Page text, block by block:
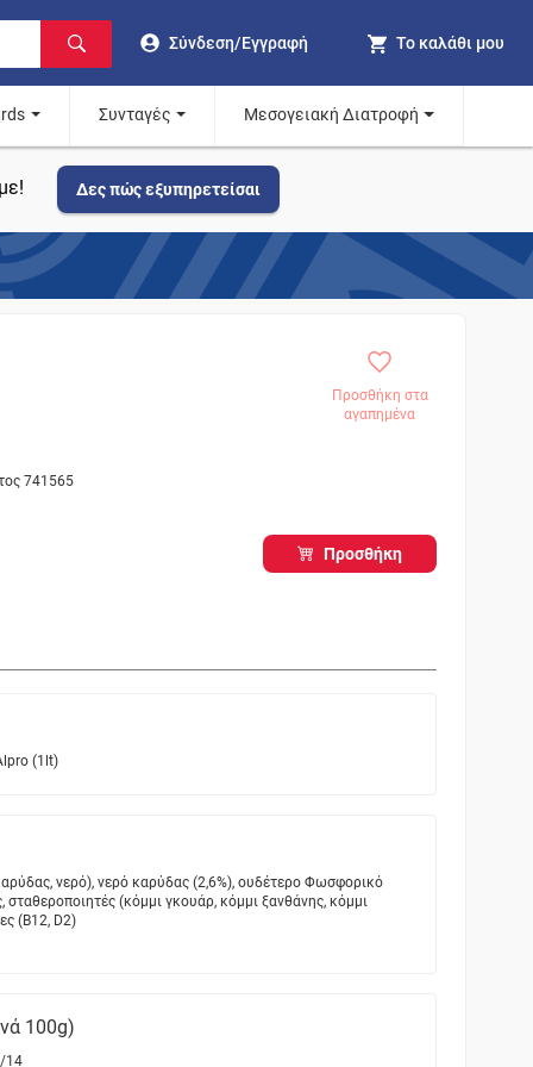
Σύνδεση/Εγγραφή Το καλάθι μου
Συνταγές Μεσογειακή Διατροφή
Δες πώς εξυπηρετείσαι
Προσθήκη στα
αγαπημένα
741565
Προσθήκη
(1lt)
νερό), νερό καρύδας (2,6%), ουδέτερο Φωσφορικό
(κόμμι γκουάρ, κόμμι ξανθάνης, κόμμι
(B12, D2)
100g)
14